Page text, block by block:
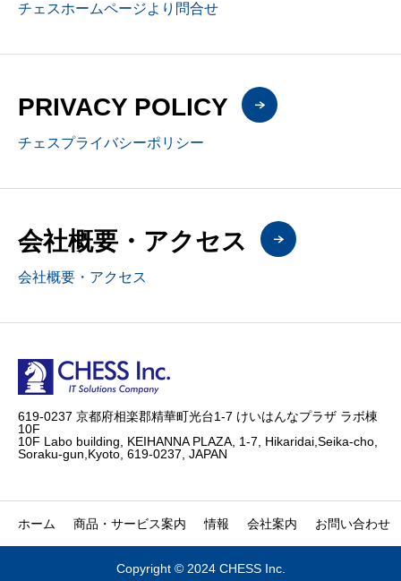
チェスホームページより問合せ
PRIVACY POLICY
チェスプライバシーポリシー
会社概要・アクセス
会社概要・アクセス
619-0237 京都府相楽郡精華町光台1-7 けいはんなプラザ ラボ棟
10F
10F Labo building, KEIHANNA PLAZA, 1-7, Hikaridai,Seika-cho,
Soraku-gun,Kyoto, 619-0237, JAPAN
ホーム 商品・サービス案内 情報 会社案内 お問い合わせ
Copyright © 2024 CHESS Inc.